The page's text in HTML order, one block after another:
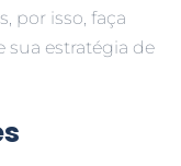
por isso, faça
sua estratégia de